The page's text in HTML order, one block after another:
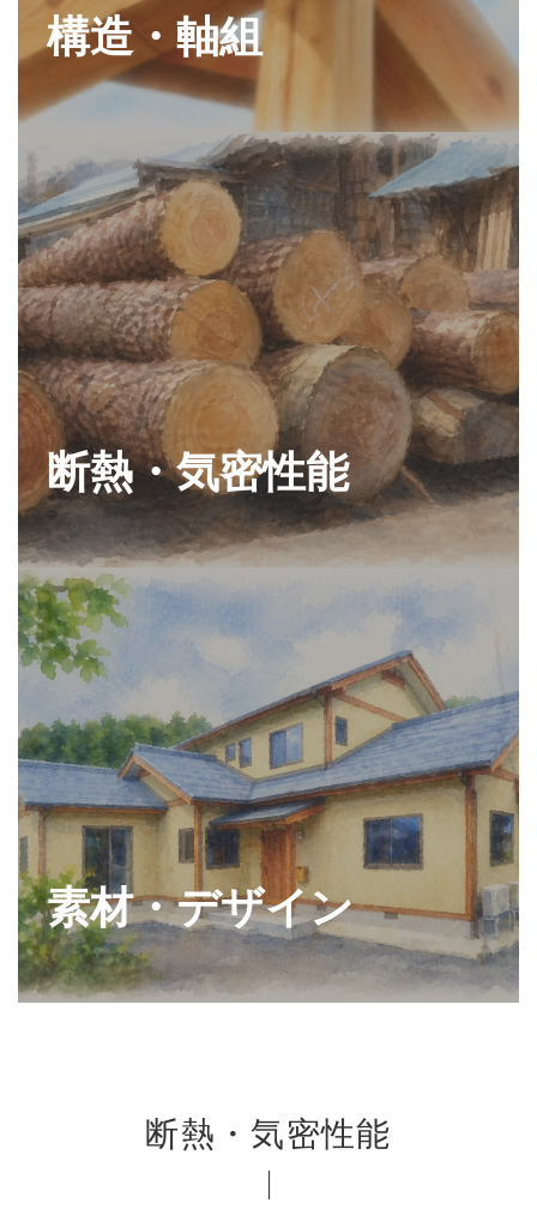
構造・軸組
断熱・気密性能
素材・デザイン
断熱・気密性能